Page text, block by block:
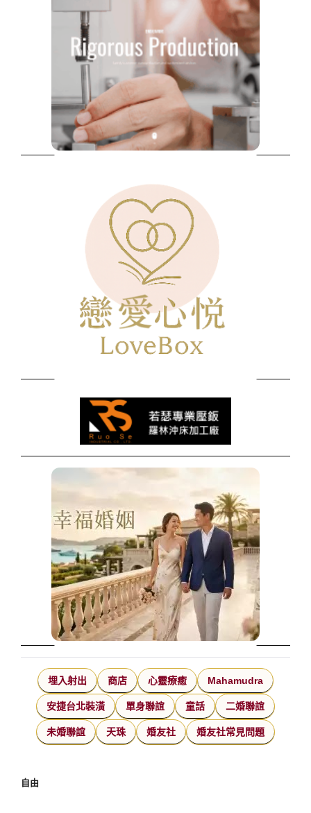
埋入射出 商店 心靈療癒 Mahamudra
安捷台北裝潢 單身聯誼 童話 二婚聯誼
未婚聯誼 天珠 婚友社 婚友社常見問題
自由